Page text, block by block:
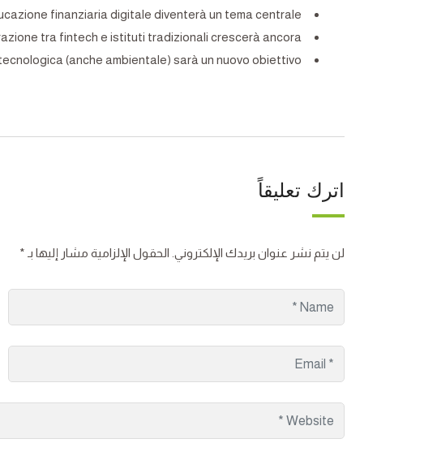
finanziaria digitale diventerà un tema centrale.
tra fintech e istituti tradizionali crescerà ancora.
(anche ambientale) sarà un nuovo obiettivo.
اترك تعليقاً
لن يتم نشر عنوان بريدك الإلكتروني. الحقول الإلزامية مشار إليها بـ *